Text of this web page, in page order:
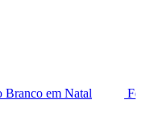
Festa no Bardallos